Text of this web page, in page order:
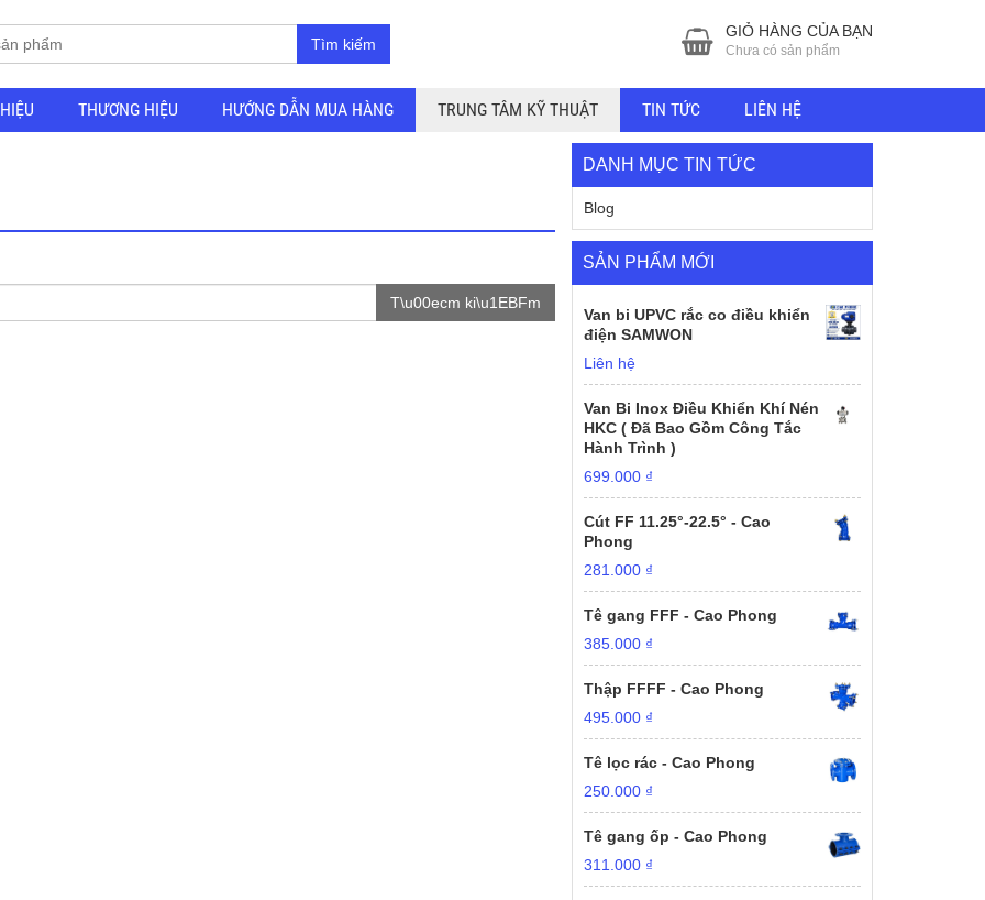
Tìm kiếm
GIỎ HÀNG CỦA BẠN
Chưa có sản phẩm
THƯƠNG HIỆU HƯỚNG DẪN MUA HÀNG TRUNG TÂM KỸ THUẬT TIN TỨC LIÊN HỆ
T\u00ecm ki\u1EBFm
DANH MỤC TIN TỨC
Blog
SẢN PHẨM MỚI
Van bi UPVC rắc co điều khiển
điện SAMWON
Liên hệ
Van Bi Inox Điều Khiển Khí Nén
HKC ( Đã Bao Gồm Công Tắc
Hành Trình )
699.000 ₫
Cút FF 11.25°-22.5° - Cao
Phong
281.000 ₫
Tê gang FFF - Cao Phong
385.000 ₫
Thập FFFF - Cao Phong
495.000 ₫
Tê lọc rác - Cao Phong
250.000 ₫
Tê gang ốp - Cao Phong
311.000 ₫